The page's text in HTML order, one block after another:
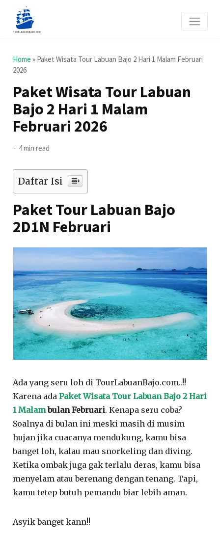
Home » Paket Wisata Tour Labuan Bajo 2 Hari 1 Malam Februari
2026
Paket Wisata Tour Labuan
Bajo 2 Hari 1 Malam
Februari 2026
4 min read
Daftar Isi
Paket Tour Labuan Bajo
2D1N Februari
Ada yang seru loh di TourLabuanBajo.com..!!
Karena adaPaket Wisata Tour Labuan Bajo 2 Hari
1 Malambulan Februari. Kenapa seru coba?
Soalnya di bulan ini meski masih di musim
hujan jika cuacanya mendukung, kamu bisa
banget loh, kalau mau snorkeling dan diving.
Ketika ombak juga gak terlalu deras, kamu bisa
menyelam atau berenang dengan tenang. Tapi,
kamu tetep butuh pemandu biar lebih aman.
Asyik banget kann!!